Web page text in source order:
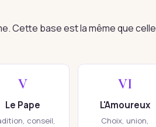
Cette base est la même que celle
V
Le Pape
conseil,
VI
L'Amoureux
Choix, union,